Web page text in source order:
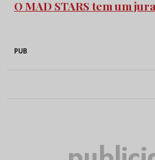
O MAD STARS tem um
PUB